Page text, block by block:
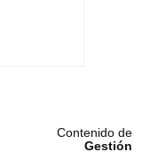
Contenido de
Gestión